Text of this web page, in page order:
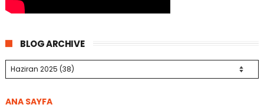
BLOG ARCHIVE
ANA SAYFA